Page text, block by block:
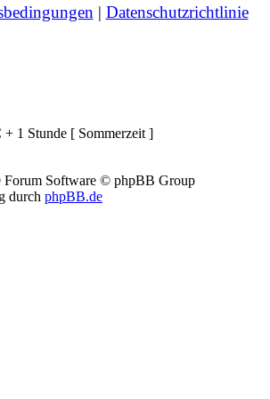
| Datenschutzrichtlinie
1 Stunde [ Sommerzeit ]
Software © phpBB Group
durch phpBB.de